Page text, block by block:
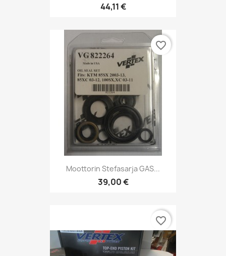
44,11 €
Moottorin Stefasarja GAS...
39,00 €
favorite_border
favorite_border